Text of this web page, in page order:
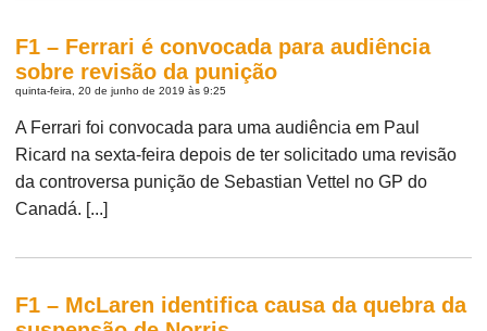
F1 – Ferrari é convocada para audiência
sobre revisão da punição
quinta-feira, 20 de junho de 2019 às 9:25
A Ferrari foi convocada para uma audiência em Paul
Ricard na sexta-feira depois de ter solicitado uma revisão
da controversa punição de Sebastian Vettel no GP do
Canadá. [...]
F1 – McLaren identifica causa da quebra da